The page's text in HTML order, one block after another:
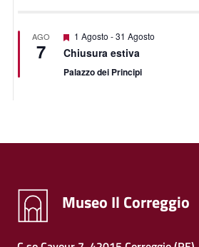
AGO
7
Featured
1 Agosto -31 Agosto
Chiusura estiva
Palazzo dei Principi
Museo Il Correggio